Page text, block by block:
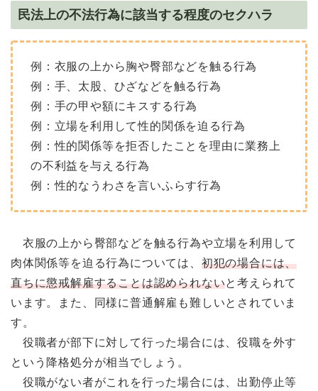
民法上の不法行為に該当する程度のセクハラ
例：衣服の上から胸や臀部などを触る行為
例：手、太股、ひざなどを触る行為
例：手の甲や額にキスする行為
例：立場を利用して性的関係を迫る行為
例：性的関係等を拒否したことを理由に業務上
の不利益を与える行為
例：性的なうわさを言いふらす行為
衣服の上から臀部などを触る行為や立場を利用して
肉体関係等を迫る行為については、 初犯の場合には、
直ちに懲戒解雇することは認められないと考えられて
います。また、同様に普通解雇も難しいとされていま
す。
役職者が部下に対して行った場合には、役職を外す
という降格処分が相当でしょう。
役職がない者がこれを行った場合には、出勤停止等